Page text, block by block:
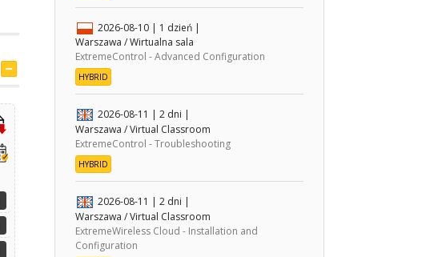
2026-08-10 | 1 dzień |
Warszawa / Wirtualna sala
ExtremeControl - Advanced Configuration
HYBRID
2026-08-11 | 2 dni |
Warszawa / Virtual Classroom
ExtremeControl - Troubleshooting
HYBRID
2026-08-11 | 2 dni |
Warszawa / Virtual Classroom
ExtremeWireless Cloud - Installation and
Configuration